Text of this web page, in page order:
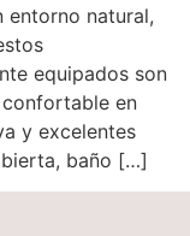
entorno natural,
equipados son
en
y excelentes
baño […]